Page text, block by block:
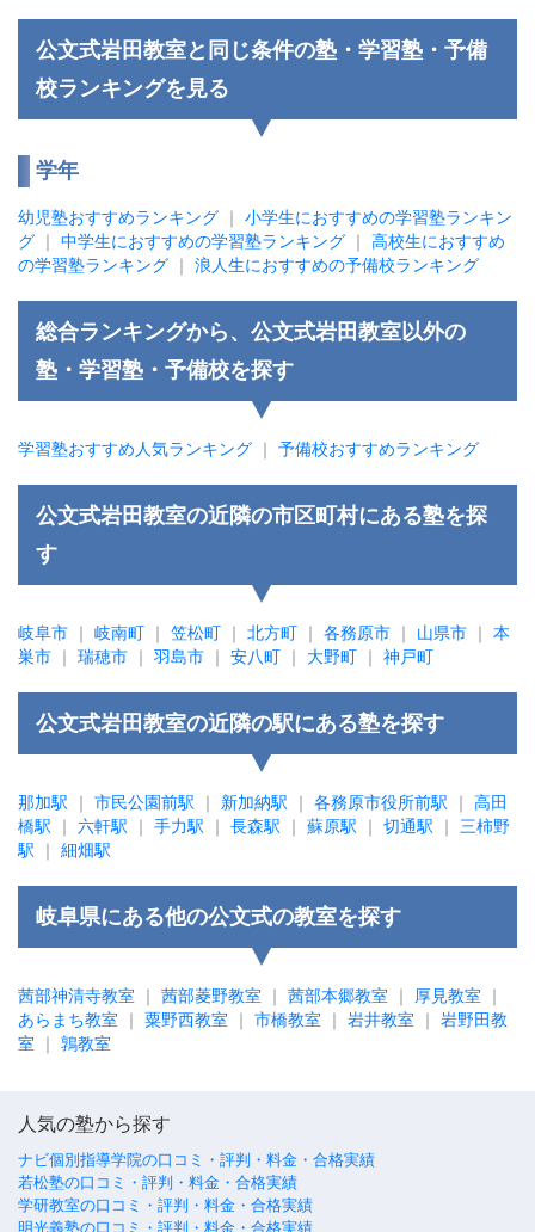
公文式岩田教室と同じ条件の塾・学習塾・予備
校ランキングを見る
学年
幼児塾おすすめランキング ｜ 小学生におすすめの学習塾ランキン
グ ｜ 中学生におすすめの学習塾ランキング ｜ 高校生におすすめ
の学習塾ランキング ｜ 浪人生におすすめの予備校ランキング
総合ランキングから、公文式岩田教室以外の
塾・学習塾・予備校を探す
学習塾おすすめ人気ランキング ｜ 予備校おすすめランキング
公文式岩田教室の近隣の市区町村にある塾を探
す
岐阜市 ｜ 岐南町 ｜ 笠松町 ｜ 北方町 ｜ 各務原市 ｜ 山県市 ｜ 本
巣市 ｜ 瑞穂市 ｜ 羽島市 ｜ 安八町 ｜ 大野町 ｜ 神戸町
公文式岩田教室の近隣の駅にある塾を探す
那加駅 ｜ 市民公園前駅 ｜ 新加納駅 ｜ 各務原市役所前駅 ｜ 高田
橋駅 ｜ 六軒駅 ｜ 手力駅 ｜ 長森駅 ｜ 蘇原駅 ｜ 切通駅 ｜ 三柿野
駅 ｜ 細畑駅
岐阜県にある他の公文式の教室を探す
茜部神清寺教室 ｜ 茜部菱野教室 ｜ 茜部本郷教室 ｜ 厚見教室 ｜
あらまち教室 ｜ 粟野西教室 ｜ 市橋教室 ｜ 岩井教室 ｜ 岩野田教
室 ｜ 鶉教室
人気の塾から探す
ナビ個別指導学院の口コミ・評判・料金・合格実績
若松塾の口コミ・評判・料金・合格実績
学研教室の口コミ・評判・料金・合格実績
明光義塾の口コミ・評判・料金・合格実績